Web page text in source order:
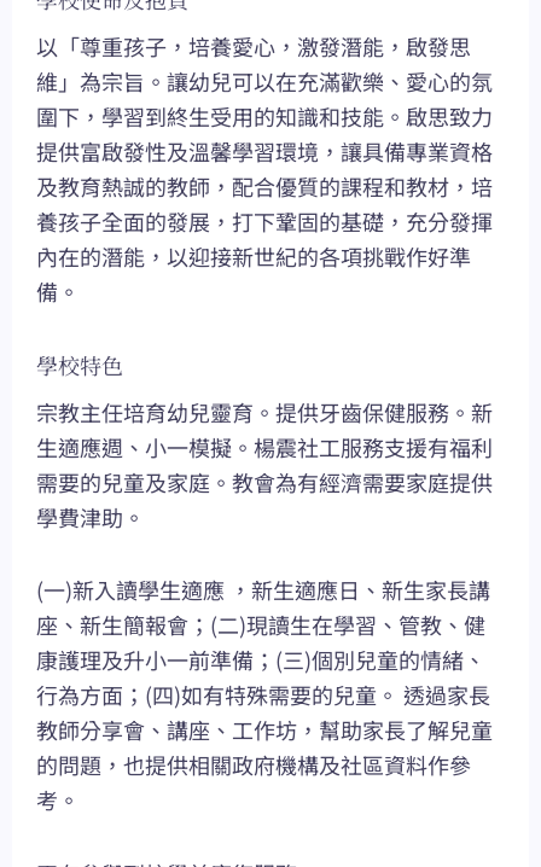
以「尊重孩子，培養愛心，激發潛能，啟發思
維」為宗旨。讓幼兒可以在充滿歡樂、愛心的氛
圍下，學習到終生受用的知識和技能。啟思致力
提供富啟發性及溫馨學習環境，讓具備專業資格
及教育熱誠的教師，配合優質的課程和教材，培
養孩子全面的發展，打下鞏固的基礎，充分發揮
內在的潛能，以迎接新世紀的各項挑戰作好準
備。
學校特色
宗教主任培育幼兒靈育。提供牙齒保健服務。新
生適應週、小一模擬。楊震社工服務支援有福利
需要的兒童及家庭。教會為有經濟需要家庭提供
學費津助。
(一)新入讀學生適應 ，新生適應日、新生家長講
座、新生簡報會；(二)現讀生在學習、管教、健
康護理及升小一前準備；(三)個別兒童的情緒、
行為方面；(四)如有特殊需要的兒童。 透過家長
教師分享會、講座、工作坊，幫助家長了解兒童
的問題，也提供相關政府機構及社區資料作參
考。